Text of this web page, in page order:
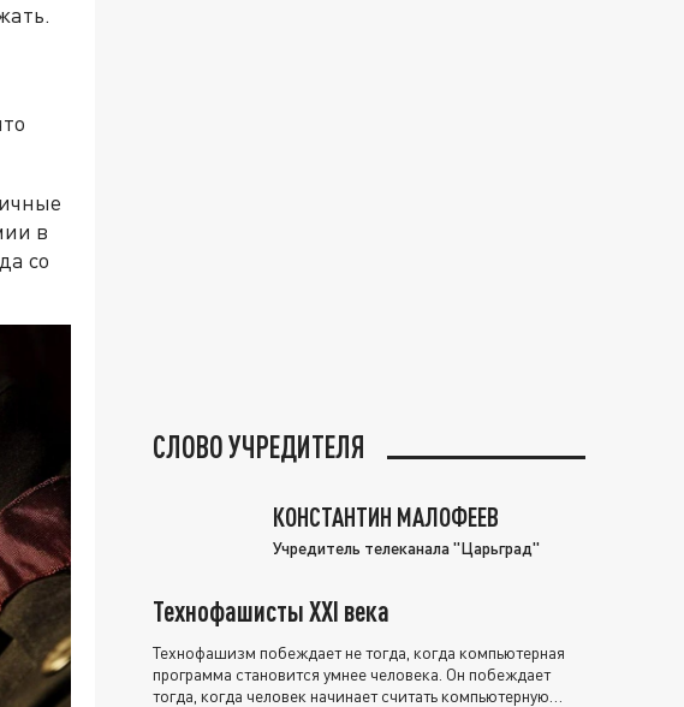
в
со
СЛОВО УЧРЕДИТЕЛЯ
КОНСТАНТИН МАЛОФЕЕВ
Учредитель телеканала "Царьград"
Технофашисты XXI века
Технофашизм побеждает не тогда, когда компьютерная
программа становится умнее человека. Он побеждает
тогда, когда человек начинает считать компьютерную